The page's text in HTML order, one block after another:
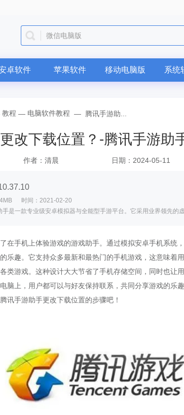
微信电脑版
卓软件 苹果软件 移动电脑版 系统
教程 — 电脑软件教程 — 腾讯手游助...
作者：清晨 日期：2024-05-11
时间：2021-02-20
在手机上体验游戏的游戏助手。通过模拟安卓手机系统
乐趣。它支持众多最新和最热门的手机游戏，这意味着
类游戏。这种设计大大节省了手机存储空间，同时也让
脑上，用户都可以与好友保持联系，共同分享游戏的乐
讯手游助手更改下载位置的步骤吧！